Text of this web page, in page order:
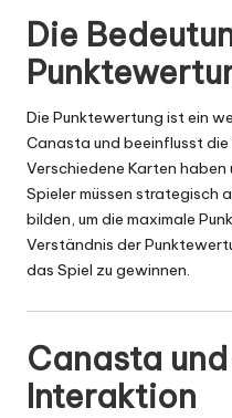
Die
Die Punktewertung ist ein
Canasta und beeinflusst
Verschiedene Karten
Spieler müssen strategisch
bilden, um die maximale
Verständnis der
das Spiel zu gewinnen.
Canasta
Interaktion